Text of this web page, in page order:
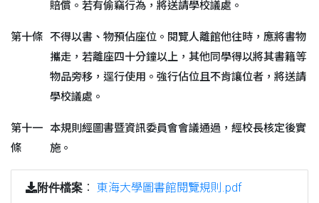
賠償。若有偷竊行為，將送請學校議處。
第十條 不得以書、物預佔座位。閱覽人離館他往時，應將書物
攜走，若離座四十分鐘以上，其他同學得以將其書籍等
物品旁移，逕行使用。強行佔位且不肯讓位者，將送請
學校議處。
第十一
條
本規則經圖書暨資訊委員會會議通過，經校長核定後實
施。
附件檔案 ： 東海大學圖書館閱覽規則.pdf